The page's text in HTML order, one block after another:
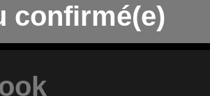
confirmé(e)